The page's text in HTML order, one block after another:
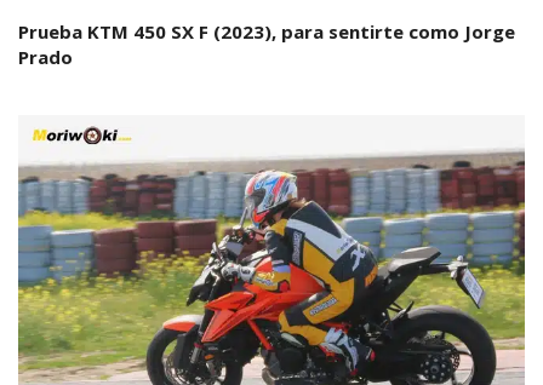
Prueba KTM 450 SX F (2023), para sentirte como Jorge
Prado